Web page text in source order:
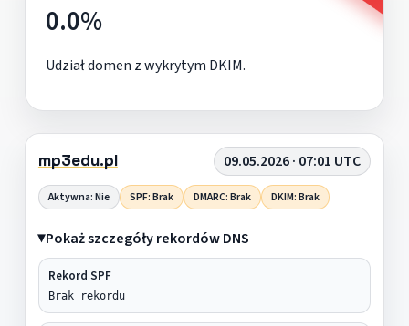
0.0%
Udział domen z wykrytym DKIM.
mp3edu.pl 09.05.2026 · 07:01 UTC
Aktywna: Nie SPF: Brak DMARC: Brak DKIM: Brak
Pokaż szczegóły rekordów DNS
Rekord SPF
Brak rekordu